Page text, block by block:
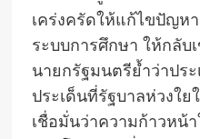
เคร่งครัดให้แก้ไขปัญห
ระบบการศึกษา ให้กลับ
นายกรัฐมนตรีย้ำว่าปร
ประเด็นที่รัฐบาลห่วงใ
เชื่อมั่นว่าความก้าวหน้